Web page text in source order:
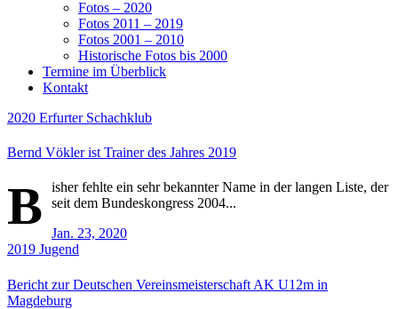
Fotos – 2020
Fotos 2011 – 2019
Fotos 2001 – 2010
Historische Fotos bis 2000
Termine im Überblick
Kontakt
2020 Erfurter Schachklub
Bernd Vökler ist Trainer des Jahres 2019
B
isher fehlte ein sehr bekannter Name in der langen Liste, der
seit dem Bundeskongress 2004...
Jan. 23, 2020
2019 Jugend
Bericht zur Deutschen Vereinsmeisterschaft AK U12m in
Magdeburg